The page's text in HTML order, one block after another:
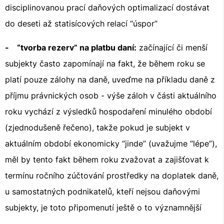
disciplinovanou prací daňových optimalizací dostávat
do deseti až statisícových relací “úspor”
- “tvorba rezerv” na platbu daní: začínající či menší
subjekty často zapomínají na fakt, že během roku se
platí pouze zálohy na daně, uveďme na příkladu daně z
příjmu právnických osob - výše záloh v části aktuálního
roku vychází z výsledků hospodaření minulého období
(zjednodušeně řečeno), takže pokud je subjekt v
aktuálním období ekonomicky “jinde” (uvažujme “lépe”),
měl by tento fakt během roku zvažovat a zajišťovat k
termínu ročního zúčtování prostředky na doplatek daně,
u samostatných podnikatelů, kteří nejsou daňovými
subjekty, je toto připomenutí ještě o to významnější